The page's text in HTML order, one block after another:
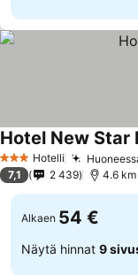
3 Tähtiluokitus
Hotelli
Hotel New Star
7,1 2 439 4.6
Alkaen 54 €
Näytä hinnat 9